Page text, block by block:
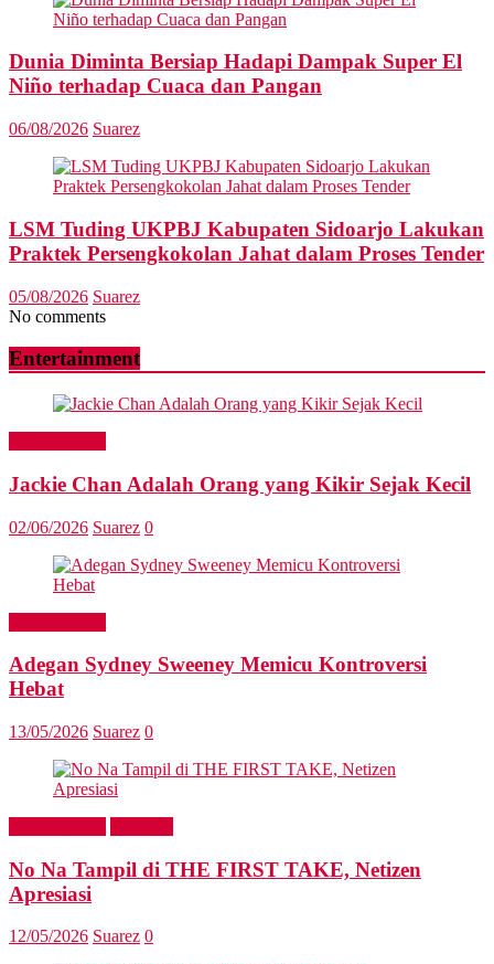
Dunia Diminta Bersiap Hadapi Dampak Super El
Niño terhadap Cuaca dan Pangan
06/08/2026 Suarez
LSM Tuding UKPBJ Kabupaten Sidoarjo Lakukan
Praktek Persengkokolan Jahat dalam Proses Tender
05/08/2026 Suarez
No comments
Entertainment
Jackie Chan Adalah Orang yang Kikir Sejak Kecil
02/06/2026 Suarez 0
Adegan Sydney Sweeney Memicu Kontroversi
Hebat
13/05/2026 Suarez 0
No Na Tampil di THE FIRST TAKE, Netizen
Apresiasi
12/05/2026 Suarez 0